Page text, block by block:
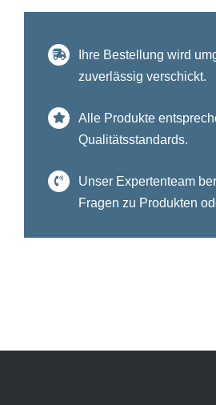
Ihre Bestellung wird
zuverlässig verschickt.
Alle Produkte
Qualitätsstandards.
Unser Expertenteam
Fragen zu Produkten